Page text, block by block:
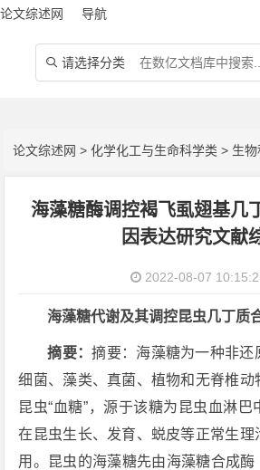
论文综述网 导航
 请选择分类
论文综述网 >化学化工与生命科学类 > 生
海藻糖酶调控褐飞虱翅基几
因表达研究文献
2022-08-07
海藻糖代谢及其调控昆虫几丁质
摘要：摘要：海藻糖为一种非还
细菌、藻类、真菌、植物和无脊椎动
昆虫“血糖”，源于该糖为昆虫血淋巴
在昆虫生长、发育、蜕皮等正常生理
用。昆虫的海藻糖先由海藻糖合成酶